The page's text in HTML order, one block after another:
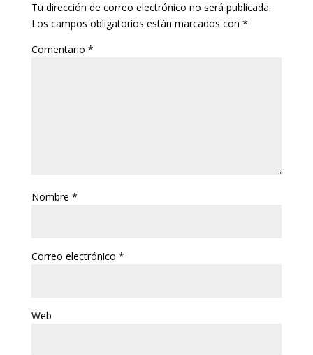
Tu dirección de correo electrónico no será publicada.
Los campos obligatorios están marcados con *
Comentario *
Nombre *
Correo electrónico *
Web